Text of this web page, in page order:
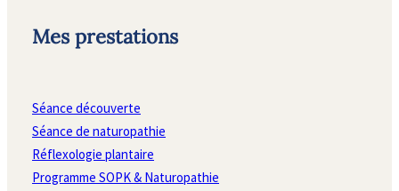
Mes prestations
Séance découverte
Séance de naturopathie
Réflexologie plantaire
Programme SOPK & Naturopathie